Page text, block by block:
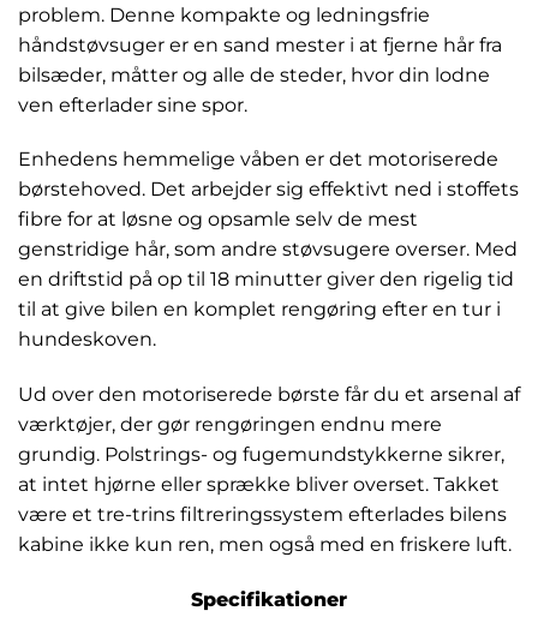
problem. Denne kompakte og ledningsfrie
håndstøvsuger er en sand mester i at fjerne hår fra
bilsæder, måtter og alle de steder, hvor din lodne
ven efterlader sine spor.
Enhedens hemmelige våben er det motoriserede
børstehoved. Det arbejder sig effektivt ned i stoffets
fibre for at løsne og opsamle selv de mest
genstridige hår, som andre støvsugere overser. Med
en driftstid på op til 18 minutter giver den rigelig tid
til at give bilen en komplet rengøring efter en tur i
hundeskoven.
Ud over den motoriserede børste får du et arsenal af
værktøjer, der gør rengøringen endnu mere
grundig. Polstrings- og fugemundstykkerne sikrer,
at intet hjørne eller sprække bliver overset. Takket
være et tre-trins filtreringssystem efterlades bilens
kabine ikke kun ren, men også med en friskere luft.
Specifikationer